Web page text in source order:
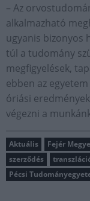
– Az
alkalmazható
ugyanis bizonyos
túl a tudomány
megfigyelések,
ebben az
óriási
végezni a
Aktuális
Fejér
szerződés
Pécsi